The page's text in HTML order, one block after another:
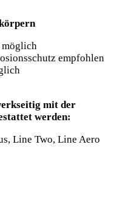
empfohlen
mit der
werden:
Line Two, Line Aero